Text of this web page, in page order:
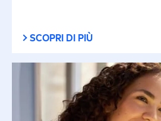
SCOPRI DI PIÙ